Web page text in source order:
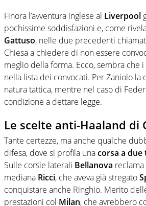
Finora l’avventura inglese al Liverpool
pochissime soddisfazioni e, come
Gattuso, nelle due precedenti
Chiesa a chiedere di non essere
meglio della forma. Ecco, sembra che
nella lista dei convocati. Per Zaniolo
natura tattica, mentre nel caso di
condizione a dettare legge.
Le scelte anti-Haaland di
Tante certezze, ma anche qualche
difesa, dove si profila unacorsa a due
Sulle corsie laterali Bellanova
mediana Ricci, che aveva già stregato
conquistare anche Ringhio. Merito
prestazioni col Milan, che avrebbero